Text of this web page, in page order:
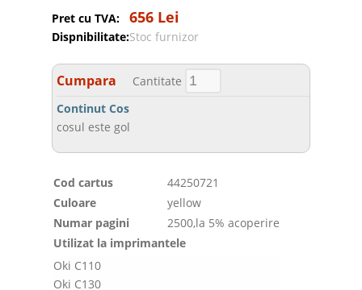
Pret cu TVA: 656 Lei
Dispnibilitate:Stoc furnizor
Cumpara
Cantitate
Continut Cos
cosul este gol
Cod cartus
44250721
Culoare
yellow
Numar pagini
2500,la 5% acoperire
Utilizat la imprimantele
Oki C110
Oki C130